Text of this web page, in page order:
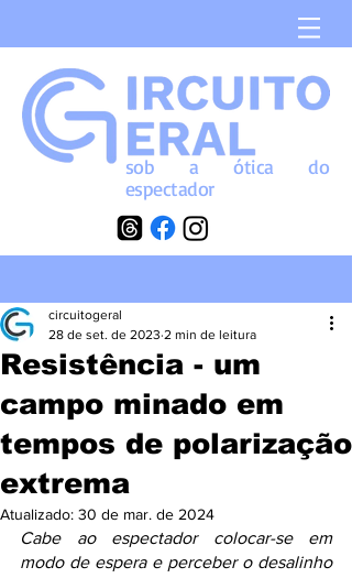
sob aóticado
espectador
Resistência - um
campo minado em
tempos de polarização
extrema
circuitogeral
28 de set. de 2023 2 min de leitura
Atualizado: 30 de mar. de 2024
Cabe ao espectador colocar-se em
modo de espera e perceber o desalinho